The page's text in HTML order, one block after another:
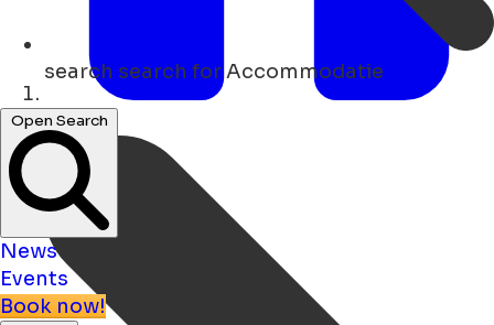
search search for Accommodatie
Open Search
News
Events
Book now!
Home